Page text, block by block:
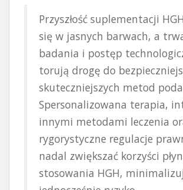
Przyszłość suplementacji
się w jasnych barwach, a
badania i postęp
torują drogę do
skuteczniejszych metod
Spersonalizowana terapia,
innymi metodami leczenia
rygorystyczne regulacje
nadal zwiększać korzyści
stosowania HGH,